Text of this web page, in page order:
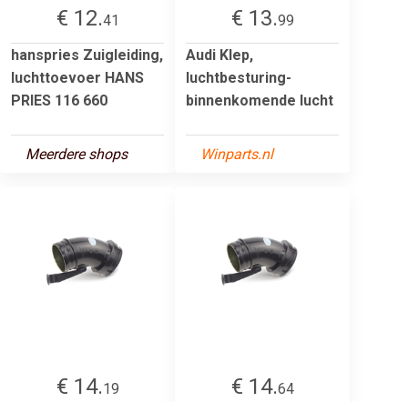
€ 12.41
hanspries Zuigleiding,
luchttoevoer HANS
PRIES 116 660
Meerdere shops
€ 13.99
Audi Klep,
luchtbesturing-
binnenkomende lucht
Winparts.nl
€ 14.19
€ 14.64